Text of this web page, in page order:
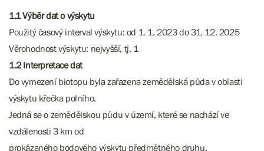
1.1 Výběr dat o výskytu
Použitý časový interval výskytu: od 1. 1. 2023 do 31. 12. 2025
Věrohodnost výskytu: nejvyšší, tj. 1
1.2 Interpretace dat
Do vymezení biotopu byla zařazena zemědělská půda v oblasti
výskytu křečka polního.
Jedná se o zemědělskou půdu v území, které se nachází ve
vzdálenosti 3 km od
prokázaného bodového výskytu předmětného druhu.